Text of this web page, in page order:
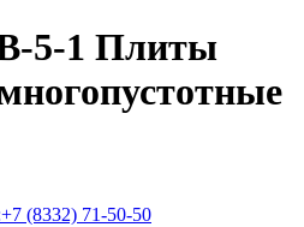
5-1 Плиты
+7 (8332) 71-50-50